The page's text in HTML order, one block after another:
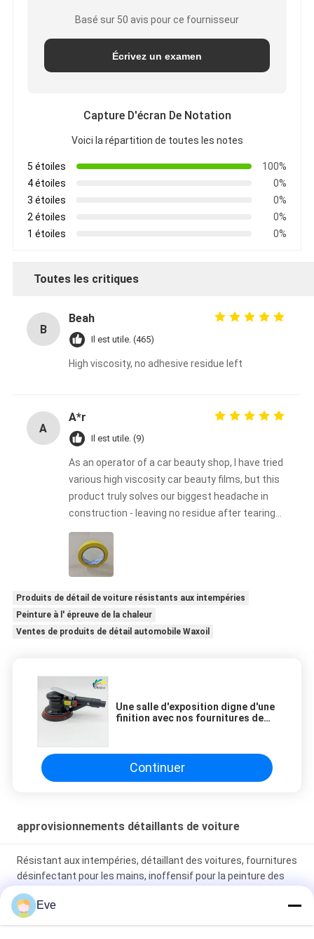
Basé sur 50 avis pour ce fournisseur
Écrivez un examen
Capture D'écran De Notation
Voici la répartition de toutes les notes
5 étoiles
100%
4 étoiles
0%
3 étoiles
0%
2 étoiles
0%
1 étoiles
0%
Toutes les critiques
B
Beah
Il est utile. (465)
High viscosity, no adhesive residue left
A
A*r
Il est utile. (9)
As an operator of a car beauty shop, I have tried
various high viscosity car beauty films, but this
product truly solves our biggest headache in
construction - leaving no residue after tearing
off. Our technicians found during construction
that its high viscosity ensures a perfect fit with
complex surfaces such as bumpers and body
waistlines, while the unique adhesive formula is
clean and neat when removed, without
damaging the original paint or color changing
film. This is particularly important for us to
construction efficiency and quality, this is a
trustworthy choice.
Produits de détail de voiture résistants aux intempéries
Peinture à l' épreuve de la chaleur
Ventes de produits de détail automobile Waxoil
Une salle d'exposition digne d'une
finition avec nos fournitures de
Continuer
approvisionnements détaillants de voiture
Résistant aux intempéries, détaillant des voitures, fournitures
désinfectant pour les mains, inoffensif pour la peinture des
voitures
MSDS fournitures de détails de voiture stables, couvercle de
Eve